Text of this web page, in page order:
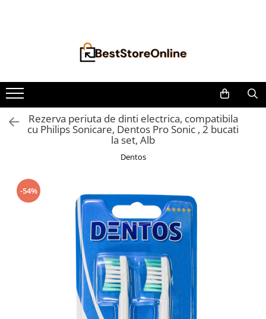
Accesorii aparate climatizare
Accesorii console gaming
Accesorii si Piese Aspiratoare
Aspiratoare Universale
Dyson
Philips
Tefal Rowenta X-Force Flex
Xiaomi Roborock
Accesorii auto interioare
Aspiratoare Auto
Produse Cosmetica Auto
Rezerva periuta de dinti electrica, compatibila
cu Philips Sonicare, Dentos Pro Sonic , 2 bucati
la set, Alb
Dentos
-54%